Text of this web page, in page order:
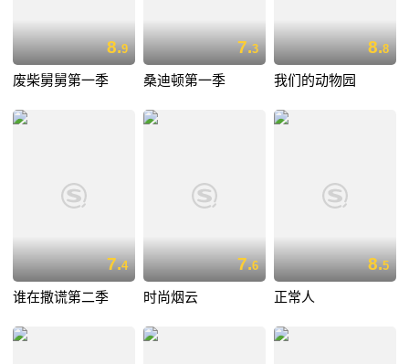
8.9
废柴舅舅第一季
7.3
桑迪顿第一季
8.8
我们的动物园
7.4
谁在撒谎第二季
7.6
时尚烟云
8.5
正常人